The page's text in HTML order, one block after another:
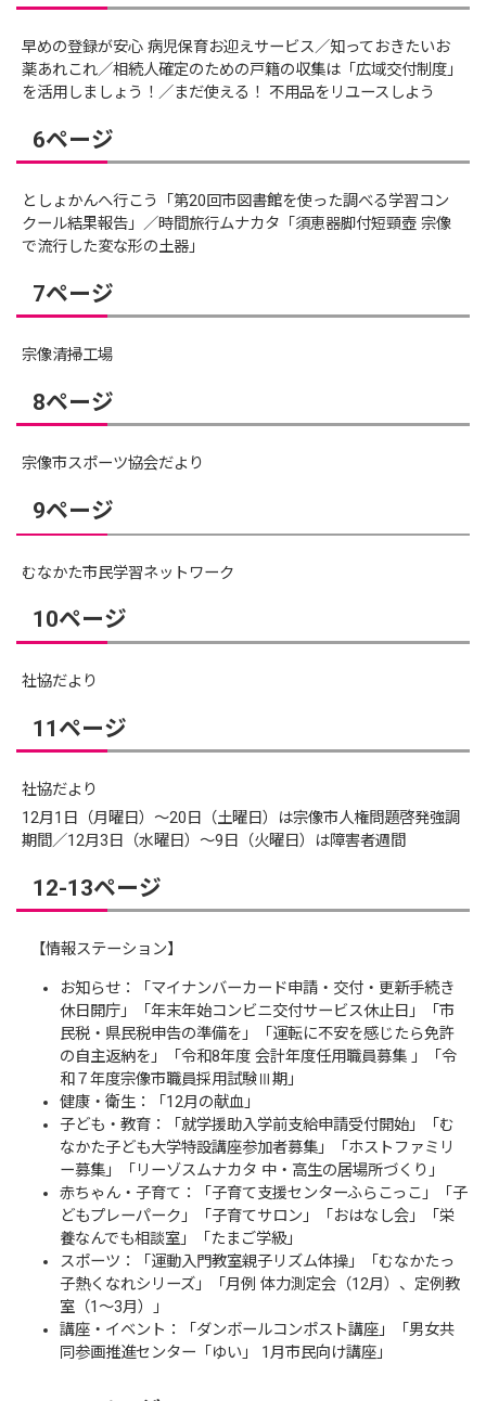
早めの登録が安心 病児保育お迎えサービス／知っておきたいお
薬あれこれ／相続人確定のための戸籍の収集は「広域交付制度」
を活用しましょう！／まだ使える！ 不用品をリユースしよう
6ページ
としょかんへ行こう「第20回市図書館を使った調べる学習コン
クール結果報告」／時間旅行ムナカタ「須恵器脚付短頸壺 宗像
で流行した変な形の土器」
7ページ
宗像清掃工場
8ページ
宗像市スポーツ協会だより
9ページ
むなかた市民学習ネットワーク
10ページ
社協だより
11ページ
社協だより
12月1日（月曜日）～20日（土曜日）は宗像市人権問題啓発強調
期間／12月3日（水曜日）〜9日（火曜日）は障害者週間
12-13ページ
【情報ステーション】
お知らせ：「マイナンバーカード申請・交付・更新手続き
休日開庁」「年末年始コンビニ交付サービス休止日」「市
民税・県民税申告の準備を」「運転に不安を感じたら免許
の自主返納を」「令和8年度 会計年度任用職員募集 」「令
和７年度宗像市職員採用試験Ⅲ期」
健康・衛生：「12月の献血」
子ども・教育：「就学援助入学前支給申請受付開始」「む
なかた子ども大学特設講座参加者募集」「ホストファミリ
ー募集」「リーゾスムナカタ 中・高生の居場所づくり」
赤ちゃん・子育て：「子育て支援センターふらこっこ」「子
どもプレーパーク」「子育てサロン」「おはなし会」「栄
養なんでも相談室」「たまご学級」
スポーツ：「運動入門教室親子リズム体操」「むなかたっ
子熱くなれシリーズ」「月例 体力測定会（12月）、定例教
室（1〜3月）」
講座・イベント：「ダンボールコンポスト講座」「男女共
同参画推進センター「ゆい」 1月市民向け講座」